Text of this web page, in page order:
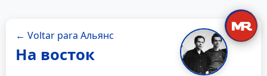
← Voltar para Альянс
На восток